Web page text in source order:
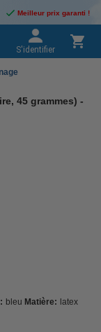
Meilleur prix garanti !
S'identifier
45 grammes) -
bleu Matière: latex